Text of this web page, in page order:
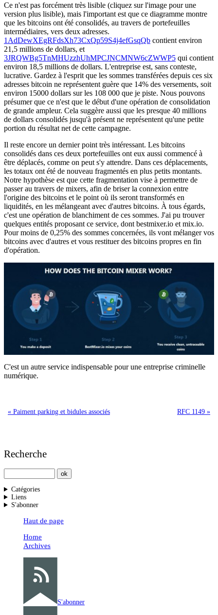
Ce n'est pas forcément très lisible (cliquez sur l'image pour une
version plus lisible), mais l'important est que ce diagramme montre
que les bitcoins ont été consolidés, au travers de portefeuilles
intermédiaires, vers deux adresses.
1AdDewXEgRFdsXh73CxQp59S4j4efGsqQb contient environ
21,5 millions de dollars, et
3JRQWBg5TnMHUzzhUhMPCJNCMNW6cZWWP5 qui contient
environ 18,5 millions de dollars. L'entreprise est, sans conteste,
lucrative. Gardez à l'esprit que les sommes transférées depuis ces six
adresses bitcoin ne représentent guère que 14% des versements, soit
environ 15000 dollars sur les 108 000 que je piste. Nous pouvons
présumer que ce n'est que le début d'une opération de consolidation
de grande ampleur. Cela suggère aussi que les presque 40 millions
de dollars consolidés jusqu'à présent ne représentent qu'une petite
portion du résultat net de cette campagne.
Il reste encore un dernier point très intéressant. Les bitcoins
consolidés dans ces deux portefeuilles ont eux aussi commencé à
être déplacés, comme on peut s'y attendre. Dans ces déplacements,
les totaux ont été de nouveau fragmentés en plus petits montants.
Notre hypothèse est que cette fragmentation vise à permettre de
passer au travers de mixers, afin de briser la connexion entre
l'origine des bitcoins et le point où ils seront transformés en
liquidités, en les mélangeant avec d'autres bitcoins. À tous égards,
c'est une opération de blanchiment de ces sommes. J'ai pu trouver
quelques entités proposant ce service, dont bestmixer.io et mix.io.
Pour moins de 0,25% des sommes concernées, ils vont mélanger vos
bitcoins avec d'autres et vous restituer des bitcoins propres en fin
d'opération.
C'est un autre service indispensable pour une entreprise criminelle
numérique.
« Paiment parking et bidules associés RFC 1149 »
Recherche
Catégories
Liens
S'abonner
Haut de page
Home
Archives
S'abonner